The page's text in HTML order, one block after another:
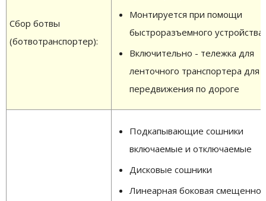
Сбор ботвы
(ботвотранспортер):
Монтируется при помощи
быстроразъемного устройства
Включительно - тележка для
ленточного транспортера для
передвижения по дороге
Подкапывающие сошники
включаемые и отключаемые
Дисковые сошники
Линеарная боковая